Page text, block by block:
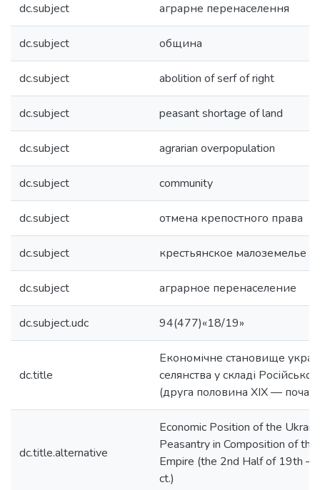
dc.subject аграрне перенаселення
dc.subject община
dc.subject abolition of serf of right
dc.subject peasant shortage of land
dc.subject agrarian overpopulation
dc.subject community
dc.subject отмена крепостного права
dc.subject крестьянское малоземелье
dc.subject аграрное перенаселение
dc.subject.udc 94(477)«18/19»
dc.title
Економічне становище
селянства у складі Російської
(друга половина ХІХ —
dc.title.alternative
Economic Position of the
Peasantry in Composition of the
Empire (the 2nd Half of 19th —
ct.)